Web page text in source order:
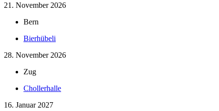
21. November 2026
Bern
Bierhübeli
28. November 2026
Zug
Chollerhalle
16. Januar 2027